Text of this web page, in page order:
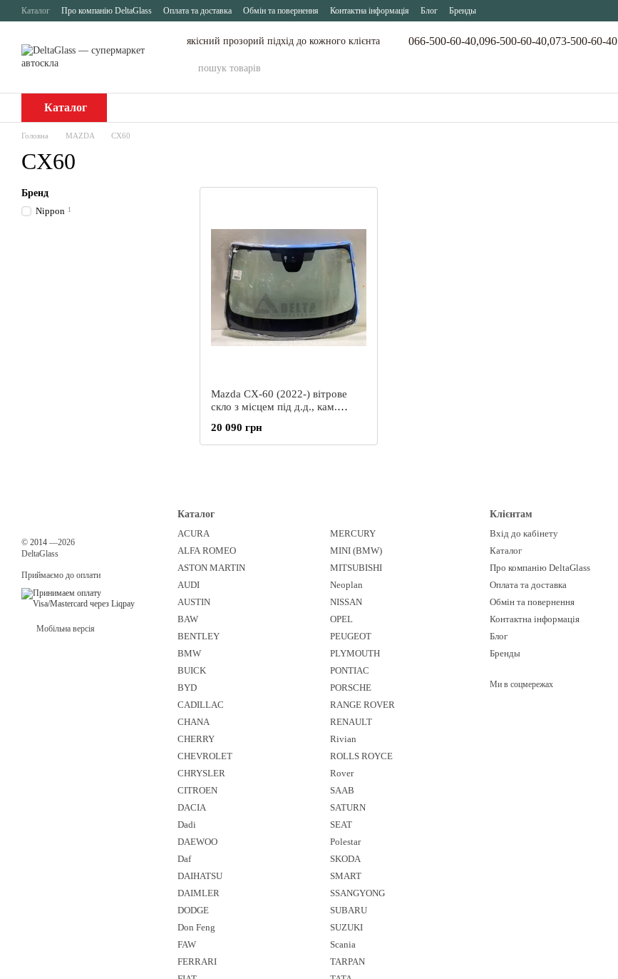
Перейти до основного контенту
Каталог Про компанію DeltaGlass Оплата та доставка Обмін та повернення Контактна інформація Блог Бренды
якісний прозорий підхід до кожного клієнта 066-500-60-40,096-500-60-40,073-500-60-40
Каталог
Головна MAZDA CX60
CX60
Mazda CX-60 (2022-) вітрове
скло з місцем під д.д., кам.
20 090 грн
Бренд
Nippon 1
© 2014 —2026
DeltaGlass
Приймаємо до оплати
Мобільна версія
Каталог
ACURA
ALFA ROMEO
ASTON MARTIN
AUDI
AUSTIN
BAW
BENTLEY
BMW
BUICK
BYD
CADILLAC
CHANA
CHERRY
CHEVROLET
CHRYSLER
CITROEN
DACIA
Dadi
DAEWOO
Daf
DAIHATSU
DAIMLER
DODGE
Don Feng
FAW
FERRARI
MERCURY
MINI (BMW)
MITSUBISHI
Neoplan
NISSAN
OPEL
PEUGEOT
PLYMOUTH
PONTIAC
PORSCHE
RANGE ROVER
RENAULT
Rivian
ROLLS ROYCE
Rover
SAAB
SATURN
SEAT
Polestar
SKODA
SMART
SSANGYONG
SUBARU
SUZUKI
Sсania
TARPAN
Клієнтам
Вхід до кабінету
Каталог
Про компанію DeltaGlass
Оплата та доставка
Обмін та повернення
Контактна інформація
Блог
Бренды
Ми в соцмережах